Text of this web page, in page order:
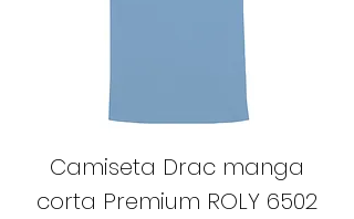
Camiseta Drac manga
corta Premium ROLY 6502